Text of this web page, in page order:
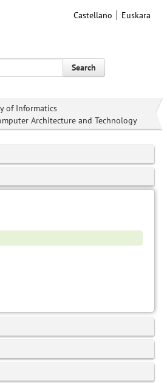
Castellano Euskara
Search
of Informatics
Architecture and Technology